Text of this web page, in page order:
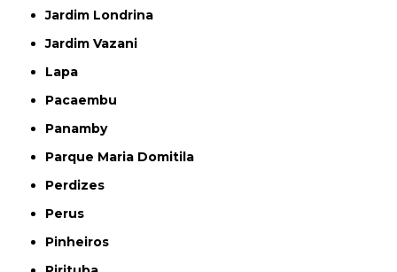
Jardim Londrina
Jardim Vazani
Lapa
Pacaembu
Panamby
Parque Maria Domitila
Perdizes
Perus
Pinheiros